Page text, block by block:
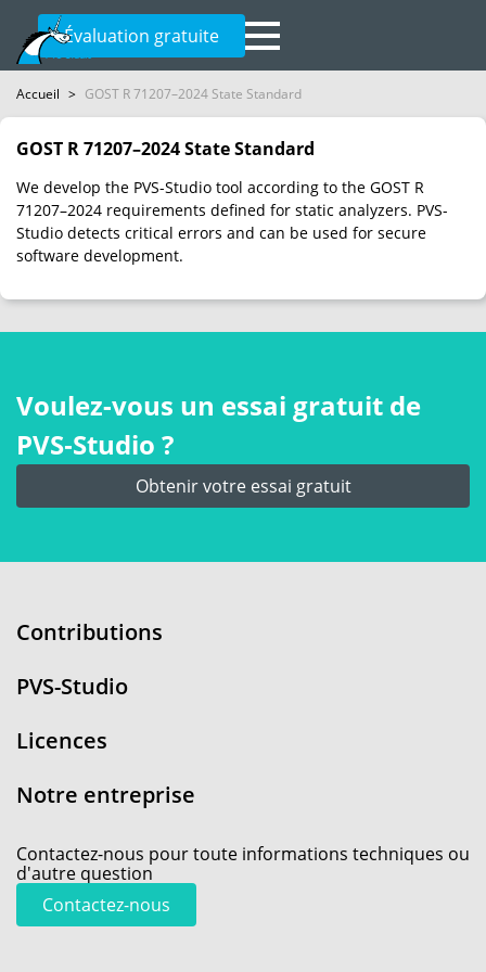
Évaluation gratuite
Accueil > GOST R 71207–2024 State Standard
GOST R 71207–2024 State Standard
We develop the PVS-Studio tool according to the GOST R
71207–2024 requirements defined for static analyzers. PVS-
Studio detects critical errors and can be used for secure
software development.
Voulez-vous un essai gratuit de
PVS‑Studio ?
Obtenir votre essai gratuit
Contributions
PVS-Studio
Licences
Notre entreprise
Contactez-nous pour toute informations techniques ou
d'autre question
Contactez-nous